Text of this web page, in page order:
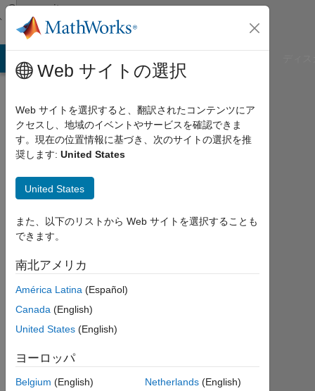
コンテンツへスキップ
Community
Profile
Matthew
Last
seen:
2011
か
ア
ク
テ
Followers:
Web サイトの選択
Web サイトを選択すると、翻訳されたコンテンツにア
クセスし、地域のイベントやサービスを確認できま
す。現在の位置情報に基づき、次のサイトの選択を推
奨します: United States
United States
また、以下のリストから Web サイトを選択することも
できます。
南北アメリカ
América Latina (Español)
Canada (English)
United States (English)
ヨーロッパ
Belgium (English)
Netherlands (English)